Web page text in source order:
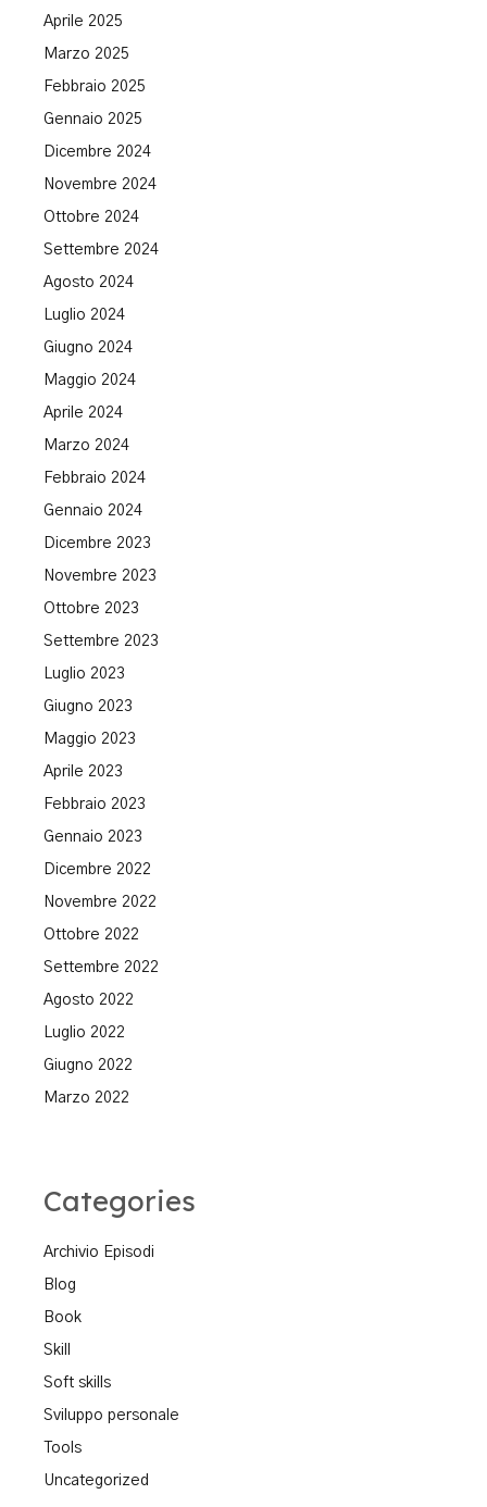
Aprile 2025
Marzo 2025
Febbraio 2025
Gennaio 2025
Dicembre 2024
Novembre 2024
Ottobre 2024
Settembre 2024
Agosto 2024
Luglio 2024
Giugno 2024
Maggio 2024
Aprile 2024
Marzo 2024
Febbraio 2024
Gennaio 2024
Dicembre 2023
Novembre 2023
Ottobre 2023
Settembre 2023
Luglio 2023
Giugno 2023
Maggio 2023
Aprile 2023
Febbraio 2023
Gennaio 2023
Dicembre 2022
Novembre 2022
Ottobre 2022
Settembre 2022
Agosto 2022
Luglio 2022
Giugno 2022
Marzo 2022
Categories
Archivio Episodi
Blog
Book
Skill
Soft skills
Sviluppo personale
Tools
Uncategorized